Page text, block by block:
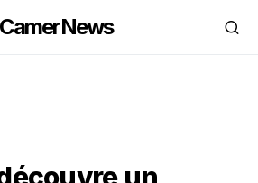
CamerNews